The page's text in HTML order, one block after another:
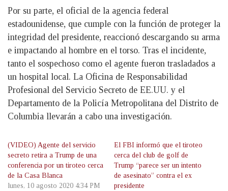
Por su parte, el oficial de la agencia federal
estadounidense, que cumple con la función de proteger la
integridad del presidente, reaccionó descargando su arma
e impactando al hombre en el torso. Tras el incidente,
tanto el sospechoso como el agente fueron trasladados a
un hospital local. La Oficina de Responsabilidad
Profesional del Servicio Secreto de EE.UU. y el
Departamento de la Policía Metropolitana del Distrito de
Columbia llevarán a cabo una investigación.
(VIDEO) Agente del servicio
secreto retira a Trump de una
conferencia por un tiroteo cerca
de la Casa Blanca
lunes, 10 agosto 2020 4:34 PM
El FBI informó que el tiroteo
cerca del club de golf de
Trump “parece ser un intento
de asesinato” contra el ex
presidente